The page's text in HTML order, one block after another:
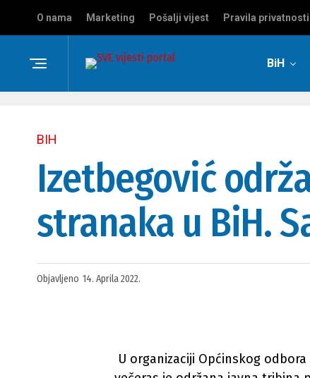
O nama Marketing Pošalji vijest Pravila privatnosti
BiH
BIH
Izetbegović
stranaka u BiH.
Objavljeno 14. Aprila 2022.
U organizaciji Općinskog